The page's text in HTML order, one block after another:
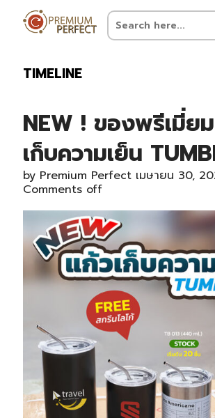
TIMELINE
NEW ! ของพรีเมี่ย
เก็บความเย็น
by Premium Perfect เมษายน 30,
Comments off